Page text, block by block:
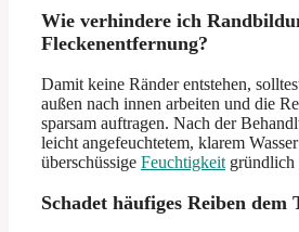
Wie verhindere ich
Fleckenentfernung?
Damit keine Ränder entstehen,
außen nach innen arbeiten und die
sparsam auftragen. Nach der
leicht angefeuchtetem, klarem
überschüssige Feuchtigkeit gründlich
Schadet häufiges Reiben dem